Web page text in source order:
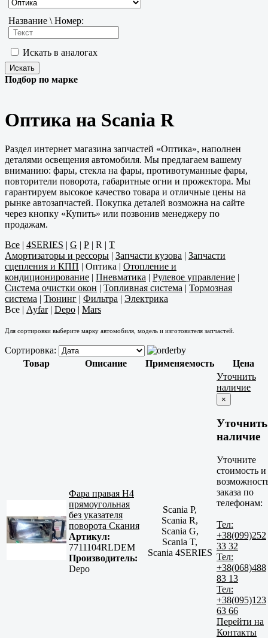
Название \ Номер:
Искать в аналогах
Подбор по марке
Оптика на Scania R
Раздел интернет магазина запчастей «Оптика», наполнен
деталями освещения автомобиля. Мы предлагаем вашему
вниманию: фары, стекла на фары, противотуманные фары,
повторители поворота, габаритные огни и прожектора. Мы
гарантируем высокое качество товара и отличные цены на
рынке автозапчастей. Покупка деталей возможна на сайте
через кнопку «Купить» или позвонив менеджеру по
продажам.
Все | 4SERIES | G | P | R | T
Амортизаторы и рессоры | Запчасти кузова | Запчасти
сцепления и КПП | Оптика | Отопление и
кондиционирование | Пневматика | Рулевое управление |
Система очистки окон | Топливная система | Тормозная
система | Тюнинг | Фильтра | Электрика
Все | Ayfar| Depo | Mars
Для сортировки выберите марку автомобиля, модель и изготовителя запчастей.
Сортировка:
Товар
Описание Применяемость Цена
Фара правая H4
прямоугольная
без указателя
поворота Скания
Артикул:
7711104RLDEM
Производитель:
Depo
Scania P,
Scania R,
Scania G,
Scania T,
Scania 4SERIES
Уточнить
наличие
×
Уточнить
наличие
Уточните
стоимость и
заказа по
телефонам:
Тел:
+38(099)252
33 32
Тел:
+38(068)488
83 13
Тел:
+38(095)123
63 66
Перейти на
Контакты